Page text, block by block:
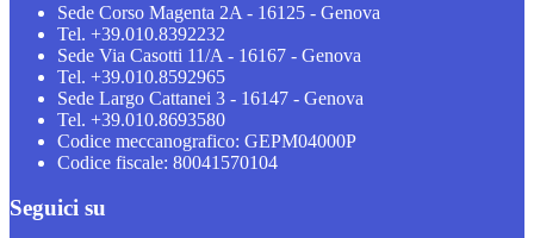
Sede Corso Magenta 2A - 16125 - Genova
Tel. +39.010.8392232
Sede Via Casotti 11/A - 16167 - Genova
Tel. +39.010.8592965
Sede Largo Cattanei 3 - 16147 - Genova
Tel. +39.010.8693580
Codice meccanografico: GEPM04000P
Codice fiscale: 80041570104
Seguici su